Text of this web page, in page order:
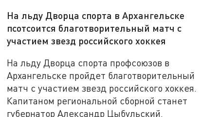
На льду Дворца спорта в Архангельске
псотсоится благотворительный матч с
участием звезд российского хоккея
На льду Дворца спорта профсоюзов в
Архангельске пройдет благотворительный
матч с участием звезд российского хоккея.
Капитаном региональной сборной станет
губернатор Александр Цыбульский.